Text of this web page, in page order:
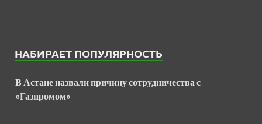
НАБИРАЕТ ПОПУЛЯРНОСТЬ
В Астане назвали причину сотрудничества с
«Газпромом»